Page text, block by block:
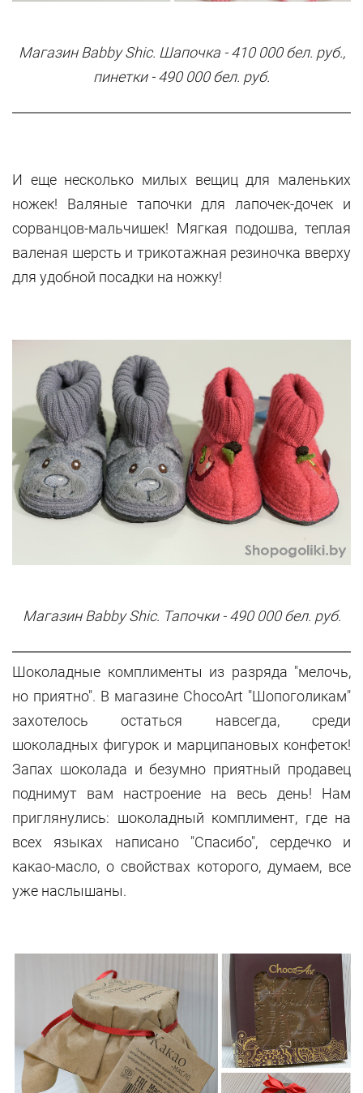
Магазин BabbyShic. Шапочка - 410 000 бел. руб.,
пинетки- 490 000 бел. руб.
И еще несколько милых вещиц для маленьких
ножек! Валяные тапочки для лапочек-дочек и
сорванцов-мальчишек! Мягкая подошва, теплая
валеная шерсть и трикотажная резиночка вверху
для удобной посадки на ножку!
Магазин BabbyShic. Тапочки - 490 000 бел. руб.
Шоколадные комплименты из разряда "мелочь,
но приятно". В магазине ChoсoArt "Шопоголикам"
захотелось остаться навсегда, среди
шоколадных фигурок и марципановых конфеток!
Запах шоколада и безумно приятный продавец
поднимут вам настроение на весь день! Нам
приглянулись: шоколадный комплимент, где на
всех языках написано "Спасибо", сердечко и
какао-масло, о свойствах которого, думаем, все
уже наслышаны.